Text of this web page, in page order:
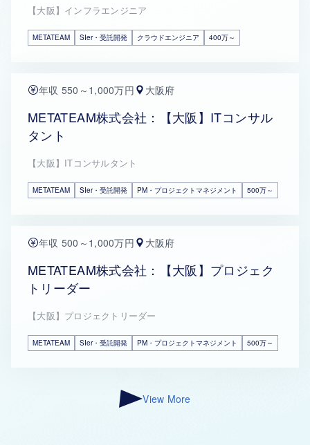
【大阪】インフラエンジニア
METATEAM SIer・受託開発 クラウドエンジニア 400万～
年収 550～1,000万円 大阪府
METATEAM株式会社：【大阪】ITコンサル
タント
【大阪】ITコンサルタント
METATEAM SIer・受託開発 PM・プロジェクトマネジメント 500万～
年収 500～1,000万円 大阪府
METATEAM株式会社：【大阪】プロジェク
トリーダー
【大阪】プロジェクトリーダー
METATEAM SIer・受託開発 PM・プロジェクトマネジメント 500万～
View More